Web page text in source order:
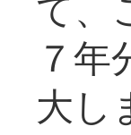
７
大